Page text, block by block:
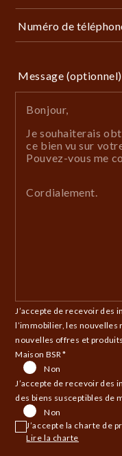
Numéro de
Message (optionnel)
Bonjour,
Je souhaiterais
ce bien vu sur votre site (réf. Clémentville).
Pouvez-vous me
Cordialement.
J’accepte de recevoir des
l’immobilier, les nouvelles réglementations et les
nouvelles offres et produits personnalisés de
Maison BSR *
Non
J’accepte de recevoir
des biens
Non
Lire la charte